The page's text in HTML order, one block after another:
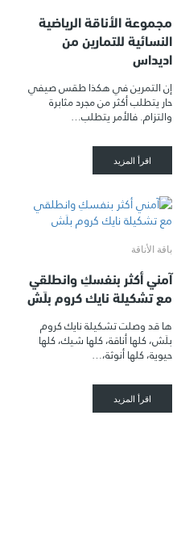
مجموعة الأناقة الرياضية
النسائية للتمارين من
اديداس
إن التمرين في هكذا طقس صيفي
حار يتطلب أكثر من مجرد مثابرة
والتزام. فالأمر يتطلب…
اقرأ المزيد
باقة الأناقة
آمني أكثر بنفسكِ وانطلقي
مع تشكيلة نايك كروم بلَش
ها قد وصلت تشكيلة نايك كروم
بلَش، كلها أناقة، كلها شيك، كلها
حيوية، كلها أنوثة،…
اقرأ المزيد